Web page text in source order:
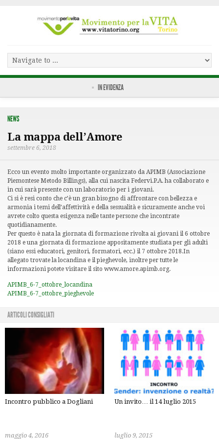
IN EVIDENZA
NEWS
La mappa dell’Amore
settembre 6, 2018
Ecco un evento molto importante organizzato da APIMB (Associazione
Piemontese Metodo Billings), alla cui nascita Federvi.P.A. ha collaborato e
in cui sarà presente con un laboratorio per i giovani.
Ci si è resi conto che c’è un gran bisogno di affrontare con bellezza e
armonia i temi dell’affettività e della sessualità e sicuramente anche voi
avrete colto questa esigenza nelle tante persone che incontrate
quotidianamente.
Per questo è nata la giornata di formazione rivolta ai giovani il 6 ottobre
2018 e una giornata di formazione appositamente studiata per gli adulti
(siano essi educatori, genitori, formatori, ecc.) il 7 ottobre 2018.In
allegato trovate la locandina e il pieghevole, inoltre per tutte le
informazioni potete visitare il sito www.amore.apimb.org.
APIMB_6-7_ottobre_locandina
APIMB_6-7_ottobre_pieghevole
ARTICOLI CONSIGLIATI
Incontro pubblico a Dogliani
maggio 4, 2016
Un invito… il 14 luglio 2015
luglio 9, 2015